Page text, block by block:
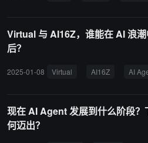
Virtual 与 AI16Z，谁能在 AI 浪
后？
2025-01-08 Virtual AI16Z AI
现在 AI Agent 发展到什么阶段？
何迈出？